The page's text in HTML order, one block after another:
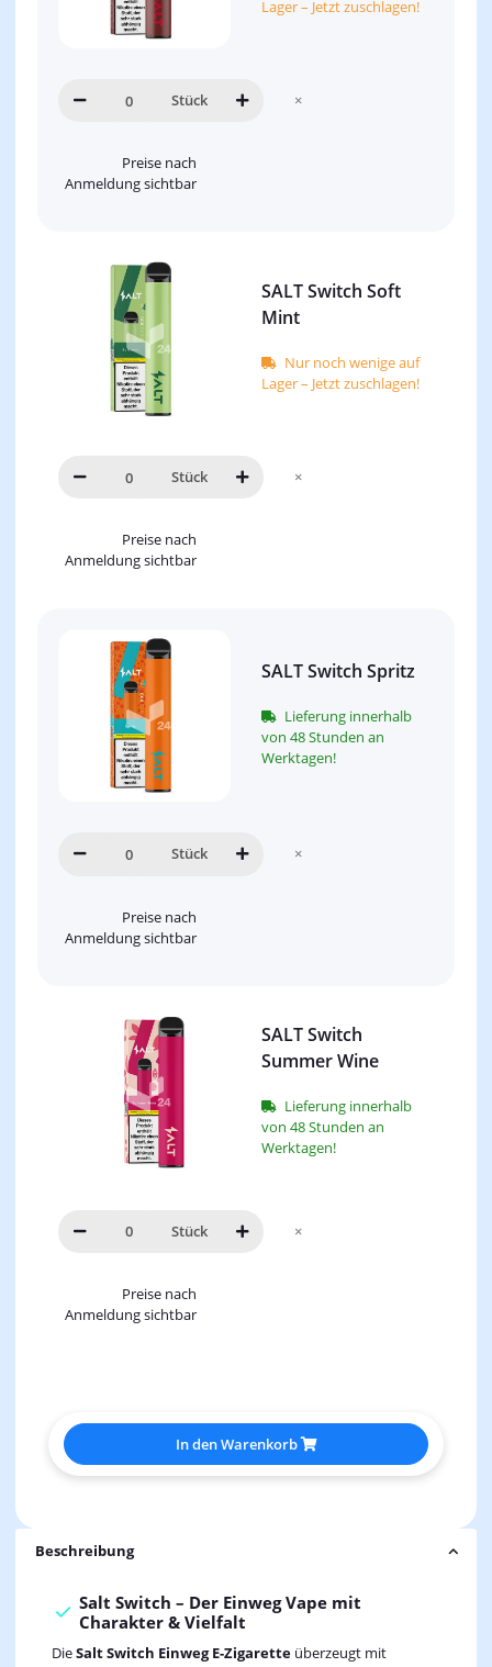
Lager – Jetzt zuschlagen!
Stück ×
Preise nach
Anmeldung sichtbar
SALT Switch Soft
Mint
Nur noch wenige auf
Lager – Jetzt zuschlagen!
Stück ×
Preise nach
Anmeldung sichtbar
SALT Switch Spritz
Lieferung innerhalb
von 48 Stunden an
Werktagen!
Stück ×
Preise nach
Anmeldung sichtbar
SALT Switch
Summer Wine
Lieferung innerhalb
von 48 Stunden an
Werktagen!
Stück ×
Preise nach
Anmeldung sichtbar
In den Warenkorb
Beschreibung
Salt Switch – Der Einweg Vape mit
Charakter & Vielfalt
DieSalt Switch Einweg E-Zigaretteüberzeugt mit